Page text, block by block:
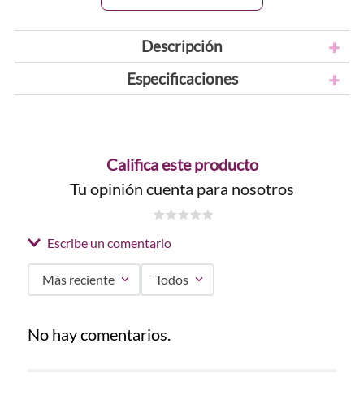
Descripción
Especificaciones
Califica este producto
Tu opinión cuenta para nosotros
Escribe un comentario
Título
Más reciente Todos
No hay comentarios.